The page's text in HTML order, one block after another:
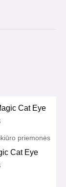
priemonės
Cat Eye